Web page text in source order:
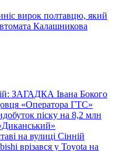
вирок полтавцю, який
Калашникова
ЗАГАДКА Івана Бокого
«Оператора ГТС»
піску на 8,2 млн
на вулиці Сінній
врізався у Toyota на